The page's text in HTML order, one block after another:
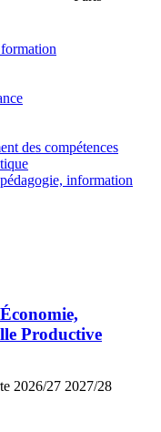
des compétences
information
Productive
2026/27 2027/28